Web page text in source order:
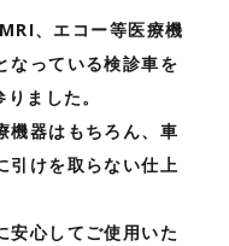
、エコー等医療機
なっている検診車を
ました。
機器はもちろん、車
引けを取らない仕上
安心してご使用いた